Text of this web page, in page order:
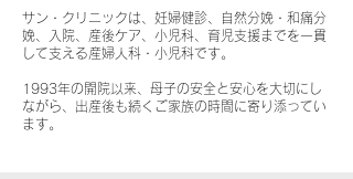
サン・クリニックは、妊婦健診、自然分娩・和痛分
娩、入院、産後ケア、小児科、育児支援までを一貫
して支える産婦人科・小児科です。
1993年の開院以来、母子の安全と安心を大切にし
ながら、出産後も続くご家族の時間に寄り添ってい
ます。